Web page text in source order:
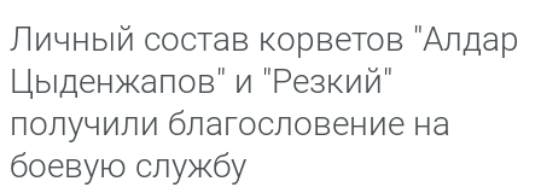
Личный состав корветов "Алдар
Цыденжапов" и "Резкий"
получили благословение на
боевую службу